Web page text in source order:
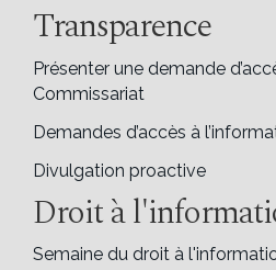
Transparence
Présenter une demande
Commissariat
Demandes d’accès à
Divulgation proactive
Droit à
Semaine du droit à